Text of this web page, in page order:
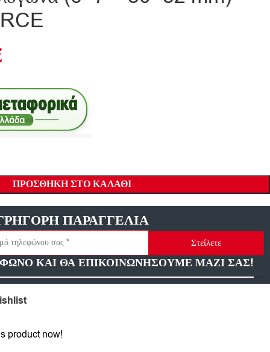
ΠΡΟΣΘΉΚΗ ΣΤΟ ΚΑΛΆΘΙ
ΠΑΡΑΓΓΕΛΙΑ
Στείλετε
ΚΑΙ ΘΑ ΕΠΙΚΟΙΝΩΝΗΣΟΥΜΕ ΜΑΖΙ ΣΑΣ!
product now!